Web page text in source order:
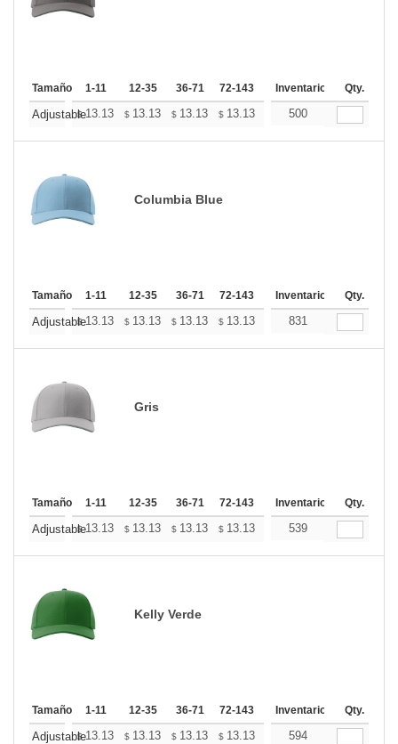
Tamaño 1-11 12-35 36-71 72-143 144-287 288 +
Inventario Qty.
Adjustable
$13.13 $ 13.13 $ 13.13 $ 13.13 13.13
500
Columbia Blue
Tamaño 1-11 12-35 36-71 72-143 144-287 288 +
Inventario Qty.
Adjustable
$13.13 $ 13.13 $ 13.13 $ 13.13 13.13
831
Gris
Tamaño 1-11 12-35 36-71 72-143 144-287 288 +
Inventario Qty.
Adjustable
$13.13 $ 13.13 $ 13.13 $ 13.13 13.13
539
Kelly Verde
Tamaño 1-11 12-35 36-71 72-143 144-287 288 +
Inventario Qty.
Adjustable
$13.13 $ 13.13 $ 13.13 $ 13.13 13.13
594